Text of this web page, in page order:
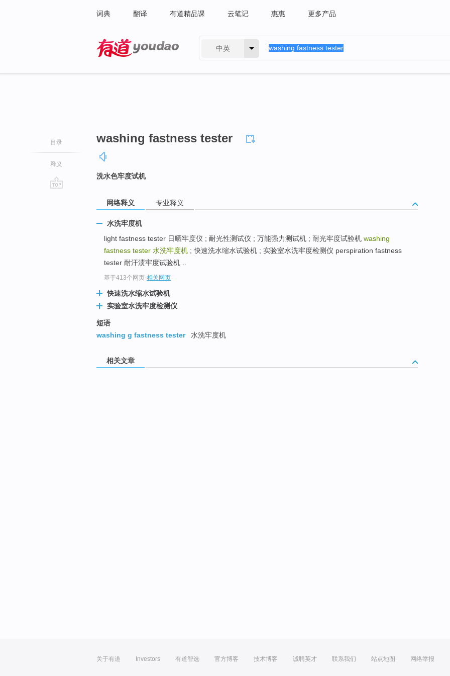
词典 翻译 有道精品课 云笔记 惠惠 更多产品
中英
目录
释义
washing fastness tester
洗水色牢度试机
网络释义 专业释义
水洗牢度机
light fastness tester 日晒牢度仪 ; 耐光性测试仪 ; 万能强力测试机 ; 耐光牢度试验机 washing
fastness tester 水洗牢度机 ; 快速洗水缩水试验机 ; 实验室水洗牢度检测仪 perspiration fastness
tester 耐汗渍牢度试验机 ..
基于413个网页-相关网页
快速洗水缩水试验机
实验室水洗牢度检测仪
短语
washing g fastness tester
水洗牢度机
相关文章
关于有道 Investors 有道智选 官方博客 技术博客 诚聘英才 联系我们 站点地图 网络举报